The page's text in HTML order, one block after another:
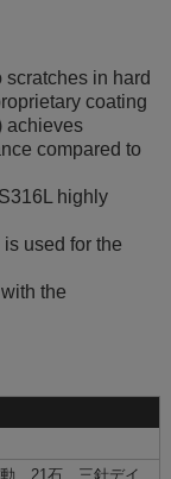
scratches in hard
coating
achieves
compared to
highly
used for the
the
、21石、三針デイ